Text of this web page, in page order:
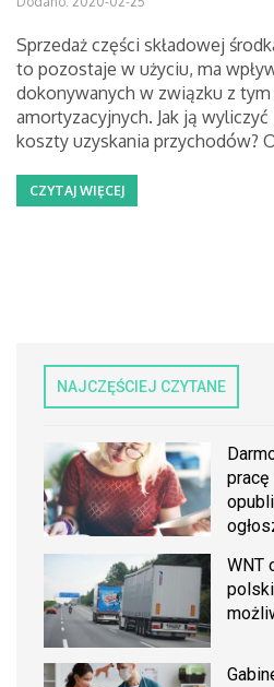
Sprzedaż części składowej
to pozostaje w użyciu, ma
dokonywanych w związku z
amortyzacyjnych. Jak ją
koszty uzyskania przychodów?
CZYTAJ WIĘCEJ
NAJCZĘŚCIEJ CZYTANE
WNT